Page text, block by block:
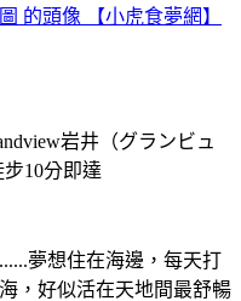
【小虎食夢網】
岩井（グランビュ
10分即達
夢想住在海邊，每天打
，好似活在天地間最舒暢